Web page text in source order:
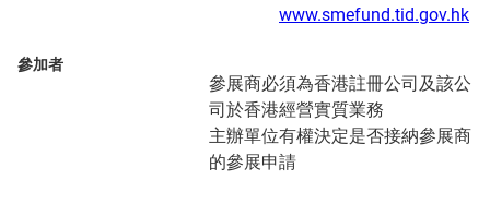
www.smefund.tid.gov.hk
參加者
參展商必須為香港註冊公司及該公
司於香港經營實質業務
主辦單位有權決定是否接納參展商
的參展申請